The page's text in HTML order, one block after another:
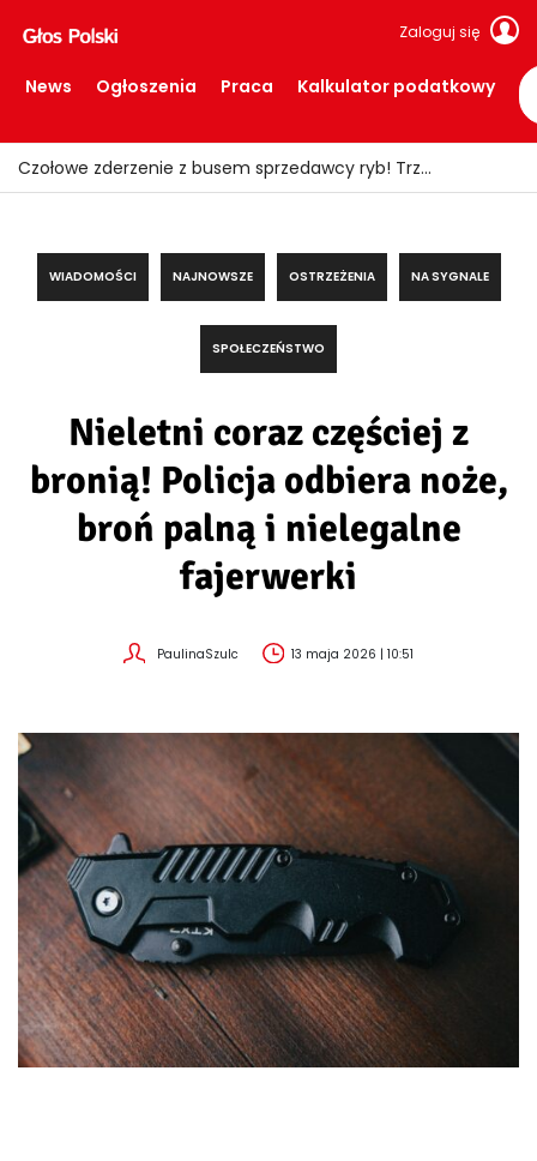
Zaloguj się
News Ogłoszenia Praca Kalkulator podatkowy
Czołowe zderzenie z busem sprzedawcy ryb! Trzy osoby trafiły do szpitala
WIADOMOŚCI NAJNOWSZE OSTRZEŻENIA NA SYGNALE
SPOŁECZEŃSTWO
Nieletni coraz częściej z
bronią! Policja odbiera noże,
broń palną i nielegalne
fajerwerki
PaulinaSzulc 13 maja 2026 | 10:51